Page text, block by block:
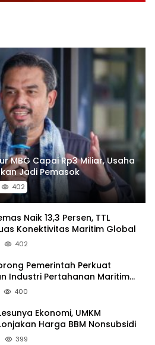
MBG Capai Rp3 Miliar, Usaha
Jadi Pemasok
402
Naik 13,3 Persen, TTL
Konektivitas Maritim Global
402
Pemerintah Perkuat
Industri Pertahanan Maritim
400
Ekonomi, UMKM
Harga BBM Nonsubsidi
399